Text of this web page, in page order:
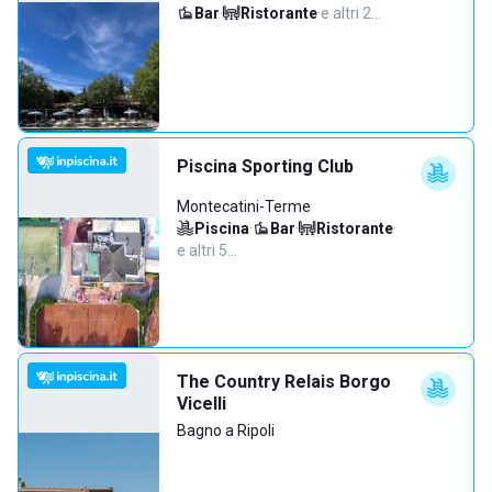
Bar· Ristorante·e altri 2…
Piscina Sporting Club
Montecatini-Terme
Piscina· Bar· Ristorante·
e altri 5…
The Country Relais Borgo
Vicelli
Bagno a Ripoli